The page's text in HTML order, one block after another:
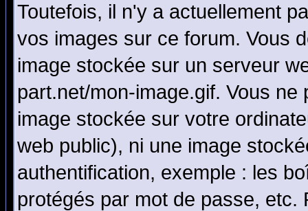
Toutefois, il n'y a actuellement
vos images sur ce forum. Vous
image stockée sur un serveur
part.net/mon-image.gif. Vous
image stockée sur votre
web public), ni une image
authentification, exemple : les
protégés par mot de passe,